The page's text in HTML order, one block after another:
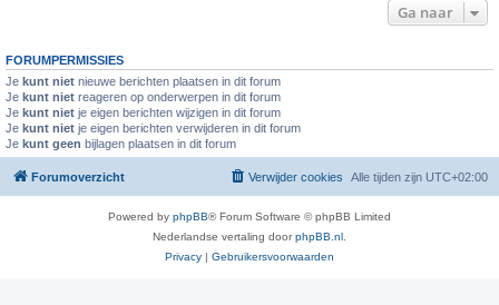
Ga naar
FORUMPERMISSIES
Je kunt niet nieuwe berichten plaatsen in dit forum
Je kunt niet reageren op onderwerpen in dit forum
Je kunt niet je eigen berichten wijzigen in dit forum
Je kunt niet je eigen berichten verwijderen in dit forum
Je kunt geen bijlagen plaatsen in dit forum
Forumoverzicht Alle tijden zijn UTC+02:00
Verwijder cookies
Powered by phpBB® Forum Software © phpBB Limited
Nederlandse vertaling doorphpBB.nl
Privacy | Gebruikersvoorwaarden